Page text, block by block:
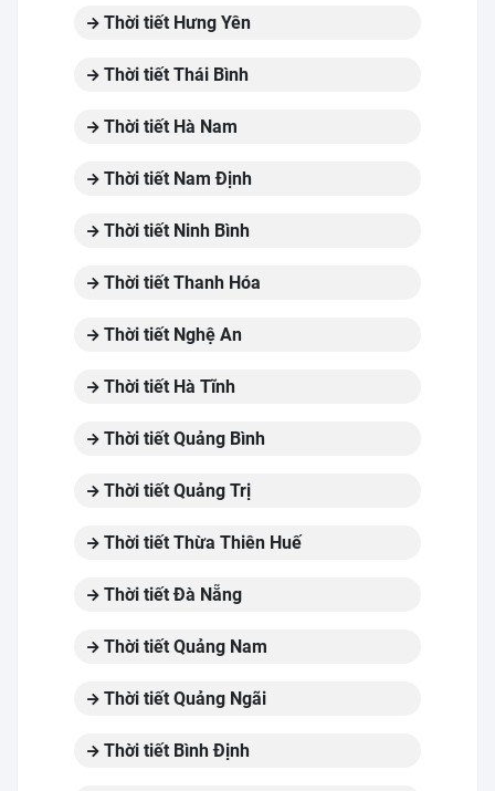
Thời tiết Hưng Yên
Thời tiết Thái Bình
Thời tiết Hà Nam
Thời tiết Nam Định
Thời tiết Ninh Bình
Thời tiết Thanh Hóa
Thời tiết Nghệ An
Thời tiết Hà Tĩnh
Thời tiết Quảng Bình
Thời tiết Quảng Trị
Thời tiết Thừa Thiên Huế
Thời tiết Đà Nẵng
Thời tiết Quảng Nam
Thời tiết Quảng Ngãi
Thời tiết Bình Định